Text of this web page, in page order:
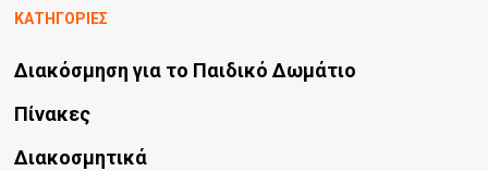
ΚΑΤΗΓΟΡΙΕΣ
Διακόσμηση για το Παιδικό Δωμάτιο
Πίνακες
Διακοσμητικά